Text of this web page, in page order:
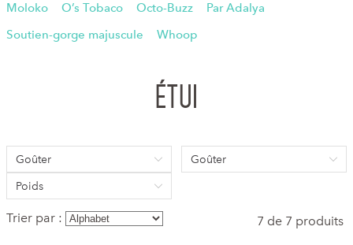
Moloko
O’s Tobaco Octo-Buzz
Par Adalya
Soutien-gorge majuscule
Whoop
Étui
Goûter
Goûter
Poids
Trier par : 7 de 7 produits